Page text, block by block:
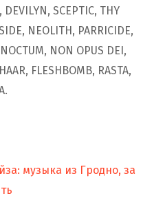
DEVILYN, SCEPTIC, THY
NEOLITH, PARRICIDE,
NON OPUS DEI,
FLESHBOMB, RASTA,
музыка из Гродно, за